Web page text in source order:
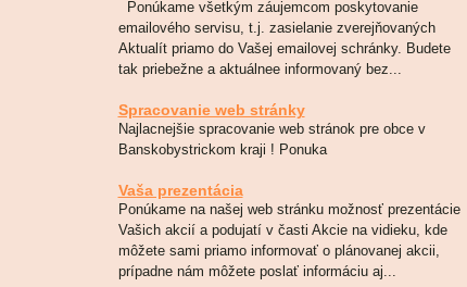
Ponúkame všetkým záujemcom poskytovanie
emailového servisu, t.j. zasielanie zverejňovaných
Aktualít priamo do Vašej emailovej schránky. Budete
tak priebežne a aktuálnee informovaný bez...
Spracovanie web stránky
Najlacnejšie spracovanie web stránok pre obce v
Banskobystrickom kraji ! Ponuka
Vaša prezentácia
Ponúkame na našej web stránku možnosť prezentácie
Vašich akcií a podujatí v časti Akcie na vidieku, kde
môžete sami priamo informovať o plánovanej akcii,
prípadne nám môžete poslať informáciu aj...